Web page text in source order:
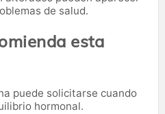
de salud.
esta
puede solicitarse cuando
hormonal.